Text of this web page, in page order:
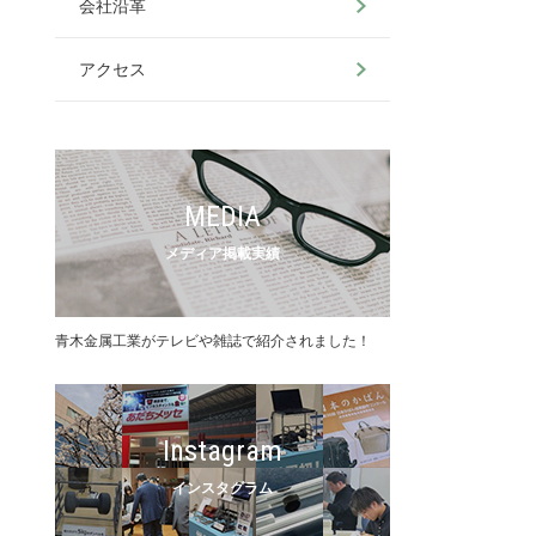
会社沿革
アクセス
MEDIA
メディア掲載実績
⻘⽊⾦属⼯業がテレビや雑誌で紹介されました！
Instagram
インスタグラム